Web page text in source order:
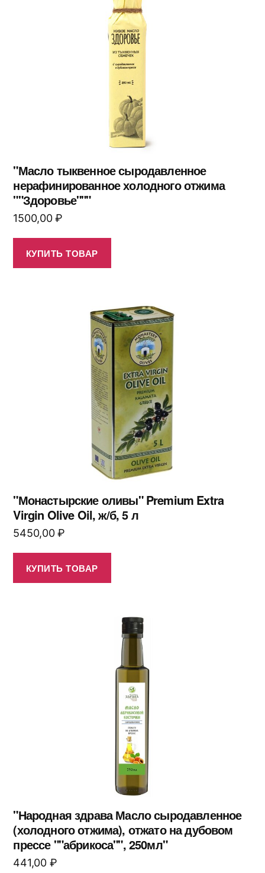
"Масло тыквенное сыродавленное
нерафинированное холодного отжима
""Здоровье"""
1500,00₽
КУПИТЬ ТОВАР
"Монастырские оливы" Premium Extra
Virgin Olive Oil, ж/б, 5 л
5450,00₽
КУПИТЬ ТОВАР
"Народная здрава Масло сыродавленное
(холодного отжима), отжато на дубовом
прессе ""абрикоса"", 250мл"
441,00 ₽